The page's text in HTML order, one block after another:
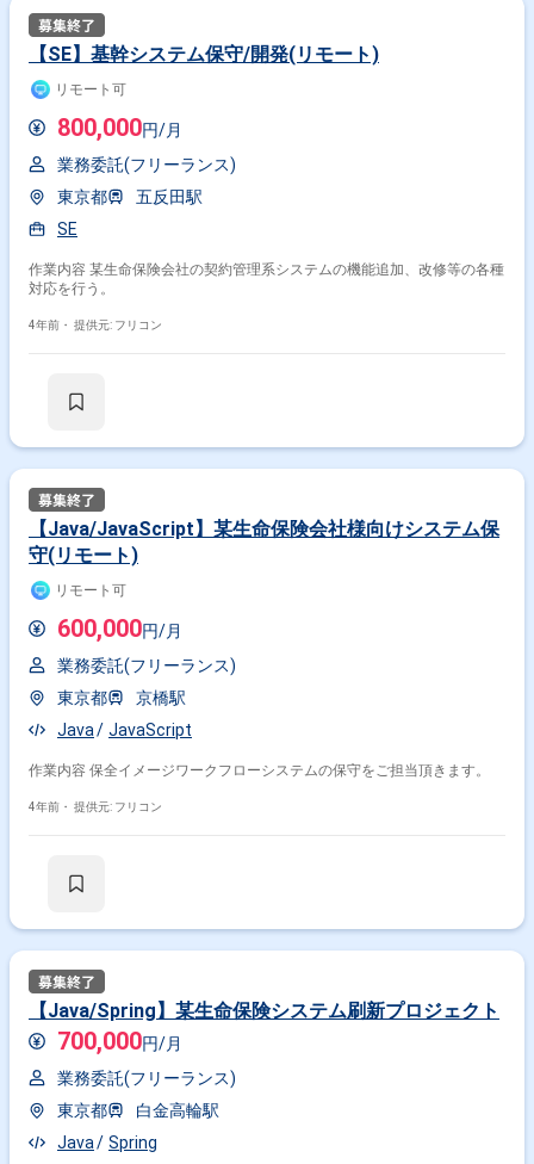
【SE】基幹システム保守/開発(リモート)
リモート可
800,000円/月
業務委託(フリーランス)
東京都
五反田駅
SE
作業内容 某生命保険会社の契約管理系システムの機能追加、改修等の各種
対応を行う。
4年前・ 提供元: フリコン
【Java/JavaScript】某生命保険会社様向けシステム保
守(リモート)
リモート可
600,000円/月
業務委託(フリーランス)
東京都
京橋駅
Java
JavaScript
作業内容 保全イメージワークフローシステムの保守をご担当頂きます。
4年前・ 提供元: フリコン
【Java/Spring】某生命保険システム刷新プロジェクト
700,000円/月
業務委託(フリーランス)
東京都
白金高輪駅
Java
Spring